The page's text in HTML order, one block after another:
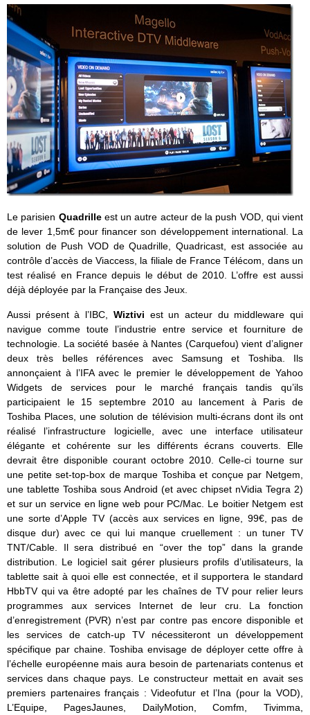
Le parisien Quadrille est un autre acteur de la push VOD, qui vient
de lever 1,5m€ pour financer son développement international. La
solution de Push VOD de Quadrille, Quadricast, est associée au
contrôle d’accès de Viaccess, la filiale de France Télécom, dans un
test réalisé en France depuis le début de 2010. L’offre est aussi
déjà déployée par la Française des Jeux.
Aussi présent à l’IBC, Wiztivi est un acteur du middleware qui
navigue comme toute l’industrie entre service et fourniture de
technologie. La société basée à Nantes (Carquefou) vient d’aligner
deux très belles références avec Samsung et Toshiba. Ils
annonçaient à l’IFA avec le premier le développement de Yahoo
Widgets de services pour le marché français tandis qu’ils
participaient le 15 septembre 2010 au lancement à Paris de
Toshiba Places, une solution de télévision multi-écrans dont ils ont
réalisé l’infrastructure logicielle, avec une interface utilisateur
élégante et cohérente sur les différents écrans couverts. Elle
devrait être disponible courant octobre 2010. Celle-ci tourne sur
une petite set-top-box de marque Toshiba et conçue par Netgem,
une tablette Toshiba sous Android (et avec chipset nVidia Tegra 2)
et sur un service en ligne web pour PC/Mac. Le boitier Netgem est
une sorte d’Apple TV (accès aux services en ligne, 99€, pas de
disque dur) avec ce qui lui manque cruellement : un tuner TV
TNT/Cable. Il sera distribué en “over the top” dans la grande
distribution. Le logiciel sait gérer plusieurs profils d’utilisateurs, la
tablette sait à quoi elle est connectée, et il supportera le standard
HbbTV qui va être adopté par les chaînes de TV pour relier leurs
programmes aux services Internet de leur cru. La fonction
d’enregistrement (PVR) n’est par contre pas encore disponible et
les services de catch-up TV nécessiteront un développement
spécifique par chaine. Toshiba envisage de déployer cette offre à
l’échelle européenne mais aura besoin de partenariats contenus et
services dans chaque pays. Le constructeur mettait en avait ses
premiers partenaires français : Videofutur et l’Ina (pour la VOD),
L’Equipe, PagesJaunes, DailyMotion, Comfm, Tivimma,